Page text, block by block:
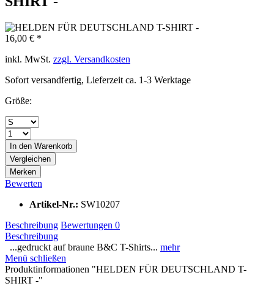
16,00 € *
inkl. MwSt. zzgl. Versandkosten
Sofort versandfertig, Lieferzeit ca. 1-3 Werktage
Größe:
In den Warenkorb
Vergleichen
Merken
Bewerten
Artikel-Nr.: SW10207
Beschreibung Bewertungen 0
Beschreibung
...gedruckt auf braune B&C T-Shirts... mehr
Menü schließen
Produktinformationen "HELDEN FÜR DEUTSCHLAND T-
SHIRT -"